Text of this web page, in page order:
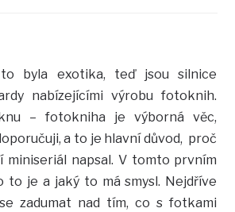
byla exotika, teď jsou silnice
nabízejícími výrobu fotoknih.
– fotokniha je výborná věc,
a to je hlavní důvod, proč
miniseriál napsal. V tomto prvním
to je a jaký to má smysl. Nejdříve
zadumat nad tím, co s fotkami